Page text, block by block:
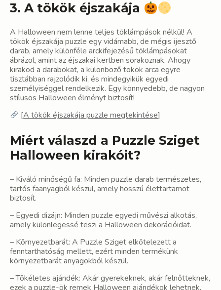
3. A tökök éjszakája
A Halloween nem lenne teljes töklámpások nélkül! A
tökök éjszakája puzzle egy vidámabb, de mégis ijesztő
darab, amely különféle arckifejezésű töklámpásokat
ábrázol, amint az éjszakai kertben sorakoznak. Ahogy
kirakod a darabokat, a különböző tökök arca egyre
tisztábban rajzolódik ki, és mindegyikük egyedi
személyiséggel rendelkezik. Egy könnyedebb, de nagyon
stílusos Halloween élményt biztosít!
[A tökök éjszakája puzzle megtekintése]
Miért válaszd a Puzzle Sziget
Halloween kirakóit?
– Kiváló minőségű fa: Minden puzzle darab természetes,
tartós faanyagból készül, amely hosszú élettartamot
biztosít.
– Egyedi dizájn: Minden puzzle egyedi művészi alkotás,
amely különlegessé teszi a Halloween dekorációidat.
– Környezetbarát: A Puzzle Sziget elkötelezett a
fenntarthatóság mellett, ezért minden termékünk
környezetbarát anyagokból készül.
– Tökéletes ajándék: Akár gyerekeknek, akár felnőtteknek,
ezek a puzzle-ök remek Halloween ajándékok lehetnek,